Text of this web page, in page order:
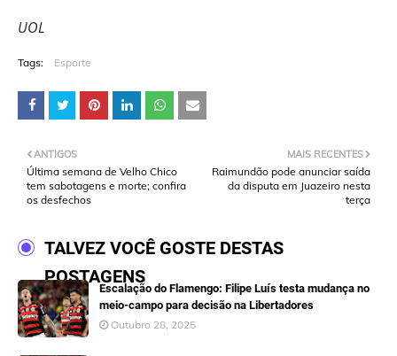
UOL
Tags: Esporte
MAIS RECENTES
Raimundão pode anunciar saída
da disputa em Juazeiro nesta
terça
ANTIGOS
Última semana de Velho Chico
tem sabotagens e morte; confira
os desfechos
TALVEZ VOCÊ GOSTE DESTAS
POSTAGENS
Escalação do Flamengo: Filipe Luís testa mudança no
meio-campo para decisão na Libertadores
Outubro 28, 2025